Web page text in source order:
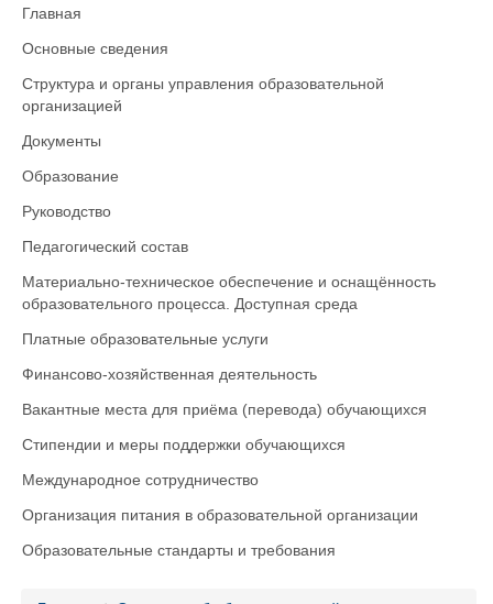
Главная
Основные сведения
Структура и органы управления образовательной
организацией
Документы
Образование
Руководство
Педагогический состав
Материально-техническое обеспечение и оснащённость
образовательного процесса. Доступная среда
Платные образовательные услуги
Финансово-хозяйственная деятельность
Вакантные места для приёма (перевода) обучающихся
Стипендии и меры поддержки обучающихся
Международное сотрудничество
Организация питания в образовательной организации
Образовательные стандарты и требования